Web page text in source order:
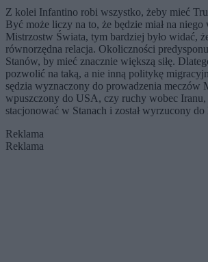
Z kolei Infantino robi wszystko, żeby mieć
Być może liczy na to, że będzie miał na
Mistrzostw Świata, tym bardziej było widać,
równorzędna relacja. Okoliczności
Stanów, by mieć znacznie większą siłę.
pozwolić na taką, a nie inną politykę
sędzia wyznaczony do prowadzenia meczów
wpuszczony do USA, czy ruchy wobec Iranu,
stacjonować w Stanach i został wyrzucony
Reklama
Reklama